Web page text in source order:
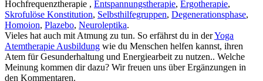
Hochfrequenztherapie , Entspannungstherapie, Ergotherapie,
Skrofulöse Konstitution, Selbsthilfegruppen, Degenerationsphase,
Homoion, Plazebo, Neuroleptika.
Vieles hat auch mit Atmung zu tun. So erfährst du in derYoga
Atemtherapie Ausbildung wie du Menschen helfen kannst, ihren
Atem für Gesunderhaltung und Energiearbeit zu nutzen.. Welche
Meinung kommen dir dazu? Wir freuen uns über Ergänzungen in
den Kommentaren.